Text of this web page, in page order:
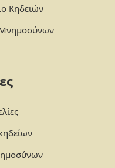
Κηδειών